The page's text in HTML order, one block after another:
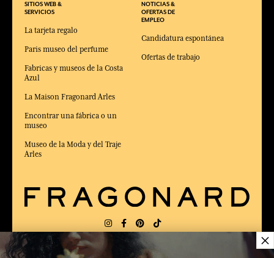
SITIOS WEB &
SERVICIOS
La tarjeta regalo
Paris museo del perfume
Fabricas y museos de la Costa
Azul
La Maison Fragonard Arles
Encontrar una fábrica o un
museo
Museo de la Moda y del Traje
Arles
NOTICIAS &
OFERTAS DE
EMPLEO
Candidatura espontánea
Ofertas de trabajo
×